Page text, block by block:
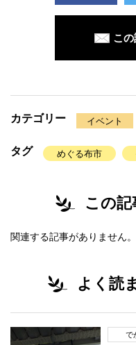
こ
カテゴリー イベント
タグ めぐる布市
この
関連する記事がありません。
よく読
で